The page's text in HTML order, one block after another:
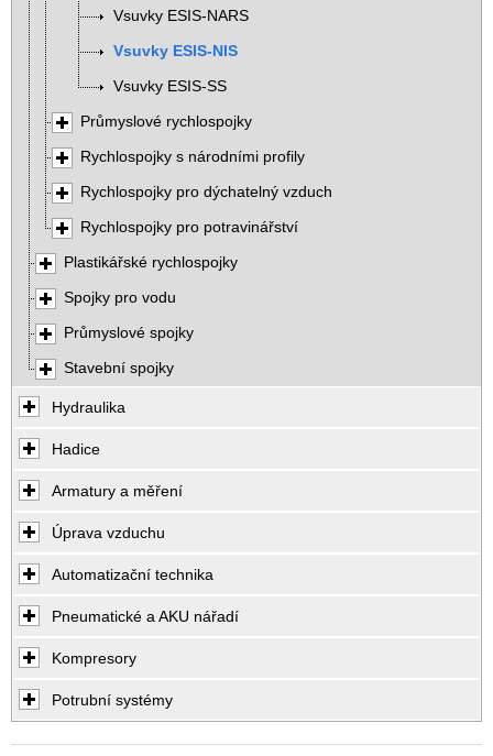
Vsuvky ESIS-NARS
Vsuvky ESIS-NIS
Vsuvky ESIS-SS
Průmyslové rychlospojky
Rychlospojky s národními profily
Rychlospojky pro dýchatelný vzduch
Rychlospojky pro potravinářství
Plastikářské rychlospojky
Spojky pro vodu
Průmyslové spojky
Stavební spojky
Hydraulika
Hadice
Armatury a měření
Úprava vzduchu
Automatizační technika
Pneumatické a AKU nářadí
Kompresory
Potrubní systémy